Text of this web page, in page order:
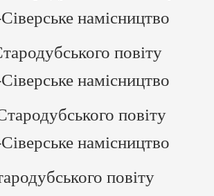
намісництво
повіту
намісництво
повіту
намісництво
повіту